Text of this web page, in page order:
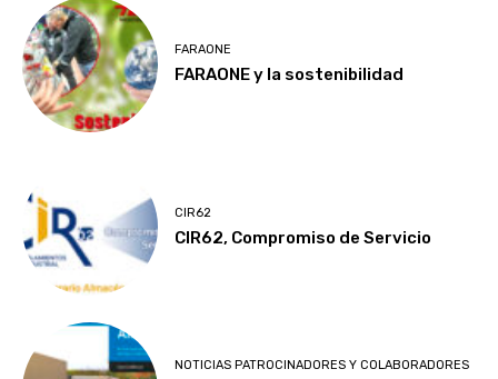
FARAONE
FARAONE y la sostenibilidad
CIR62
CIR62, Compromiso de Servicio
NOTICIAS PATROCINADORES Y COLABORADORES